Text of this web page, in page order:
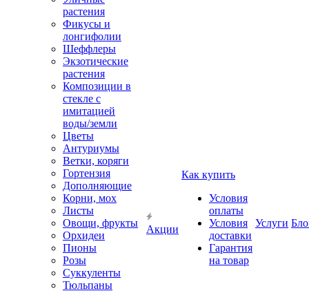
растения
Фикусы и
лонгифолии
Шеффлеры
Экзотические
растения
Композиции в
стекле с
имитацией
воды/земли
Цветы
Антуриумы
Ветки, коряги
Гортензия
Дополняющие
Корни, мох
Листы
Овощи, фрукты
Орхидеи
Пионы
Розы
Суккуленты
Тюльпаны
Акции
Как купить
Условия
оплаты
Условия
доставки
Гарантия
на товар
Услуги